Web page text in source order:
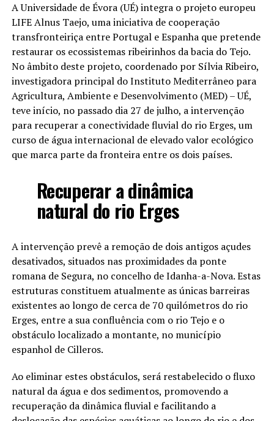
A Universidade de Évora (UÉ) integra o projeto europeu
LIFE Alnus Taejo, uma iniciativa de cooperação
transfronteiriça entre Portugal e Espanha que pretende
restaurar os ecossistemas ribeirinhos da bacia do Tejo.
No âmbito deste projeto, coordenado por Sílvia Ribeiro,
investigadora principal do Instituto Mediterrâneo para
Agricultura, Ambiente e Desenvolvimento (MED) – UÉ,
teve início, no passado dia 27 de julho, a intervenção
para recuperar a conectividade fluvial do rio Erges, um
curso de água internacional de elevado valor ecológico
que marca parte da fronteira entre os dois países.
Recuperar a dinâmica
natural do rio Erges
A intervenção prevê a remoção de dois antigos açudes
desativados, situados nas proximidades da ponte
romana de Segura, no concelho de Idanha-a-Nova. Estas
estruturas constituem atualmente as únicas barreiras
existentes ao longo de cerca de 70 quilómetros do rio
Erges, entre a sua confluência com o rio Tejo e o
obstáculo localizado a montante, no município
espanhol de Cilleros.
Ao eliminar estes obstáculos, será restabelecido o fluxo
natural da água e dos sedimentos, promovendo a
recuperação da dinâmica fluvial e facilitando a